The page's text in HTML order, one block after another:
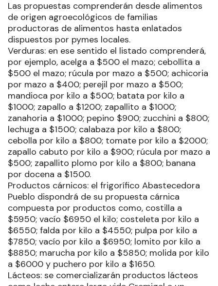
Las propuestas comprenderán desde alimentos
de origen agroecológicos de familias
productoras de alimentos hasta enlatados
dispuestos por pymes locales.
Verduras: en ese sentido el listado comprenderá,
por ejemplo, acelga a $500 el mazo; cebollita a
$500 el mazo; rúcula por mazo a $500; achicoria
por mazo a $400; perejil por mazo a $500;
mandioca por kilo a $500; batata por kilo a
$1000; zapallo a $1200; zapallito a $1000;
zanahoria a $1000; pepino $900; zucchini a $800;
lechuga a $1500; calabaza por kilo a $800;
cebolla por kilo a $800; tomate por kilo a $2000;
zapallo cabuto por kilo a $900; rúcula por mazo a
$500; zapallito plomo por kilo a $800; banana
por docena a $1500.
Productos cárnicos: el frigorífico Abastecedora
Pueblo dispondrá de su propuesta cárnica
compuesta por productos como, costilla a
$5950; vacío $6950 el kilo; costeleta por kilo a
$6550; falda por kilo a $4550; pulpa por kilo a
$7850; vacío por kilo a $6950; lomito por kilo a
$8850; marucha por kilo a $5850; molida por kilo
a $6000 y puchero por kilo a $1650.
Lácteos: se comercializarán productos lácteos